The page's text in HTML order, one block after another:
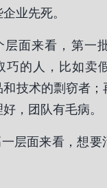
业先死。
层面来看，第一
巧的人，比如卖
和技术的剽窃者
，团队有毛病。
层面来看，想要